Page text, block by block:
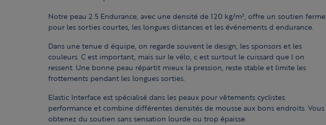
Notre peau 2.5 Endurance, avec une densité de 120 kg/m², offre un soutien ferme
pour les sorties courtes, les longues distances et les événements d endurance.
Dans une tenue d équipe, on regarde souvent le design, les sponsors et les
couleurs. C est important, mais sur le vélo, c est surtout le cuissard que l on
ressent. Une bonne peau répartit mieux la pression, reste stable et limite les
frottements pendant les longues sorties.
Elastic Interface est spécialisé dans les peaux pour vêtements cyclistes
performance et combine différentes densités de mousse aux bons endroits. Vous
obtenez du soutien sans sensation lourde ou trop épaisse.